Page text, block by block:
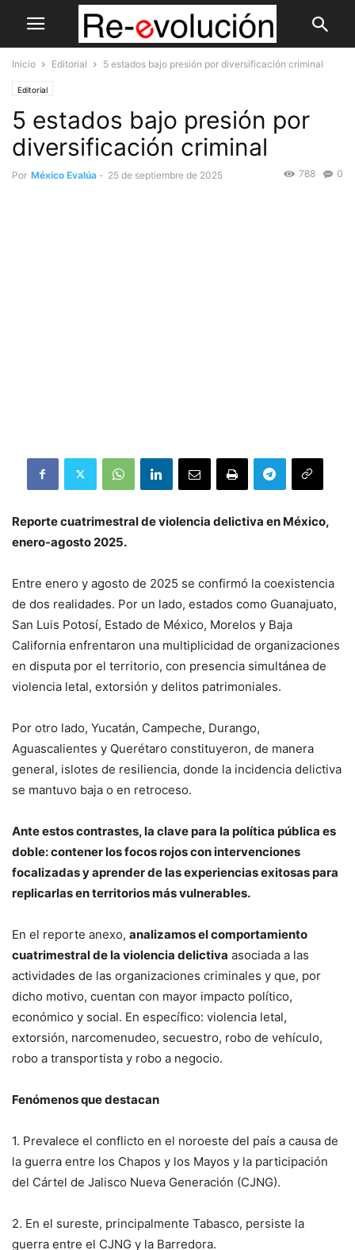
Inicio Editorial 5 estados bajo presión por diversificación criminal
Editorial
5 estados bajo presión por
diversificación criminal
Por México Evalúa - 25 de septiembre de 2025 0
788
Reporte cuatrimestral de violencia delictiva en México,
enero-agosto 2025.
Entre enero y agosto de 2025 se confirmó la coexistencia
de dos realidades. Por un lado, estados como Guanajuato,
San Luis Potosí, Estado de México, Morelos y Baja
California enfrentaron una multiplicidad de organizaciones
en disputa por el territorio, con presencia simultánea de
violencia letal, extorsión y delitos patrimoniales.
Por otro lado, Yucatán, Campeche, Durango,
Aguascalientes y Querétaro constituyeron, de manera
general, islotes de resiliencia, donde la incidencia delictiva
se mantuvo baja o en retroceso.
Ante estos contrastes, la clave para la política pública es
doble: contener los focos rojos con intervenciones
focalizadas y aprender de las experiencias exitosas para
replicarlas en territorios más vulnerables.
En el reporte anexo, analizamos el comportamiento
cuatrimestral de la violencia delictiva asociada a las
actividades de las organizaciones criminales y que, por
dicho motivo, cuentan con mayor impacto político,
económico y social. En específico: violencia letal,
extorsión, narcomenudeo, secuestro, robo de vehículo,
robo a transportista y robo a negocio.
Fenómenos que destacan
1. Prevalece el conflicto en el noroeste del país a causa de
la guerra entre los Chapos y los Mayos y la participación
del Cártel de Jalisco Nueva Generación (CJNG).
2. En el sureste, principalmente Tabasco, persiste la
guerra entre el CJNG y la Barredora.